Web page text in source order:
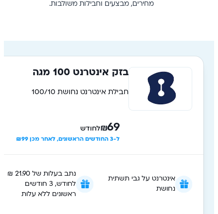
מחירים, מבצעים וחבילות משולבות.
בזק אינטרנט 100 מגה
חבילת אינטרנט נחושת 100/10
69
₪לחודש
ל-3 החודשים הראשונים, לאחר מכן ₪99
אינטרנט על גבי תשתית
נחושת
נתב בעלות של 21.90 ₪
לחודש, 3 חודשים
ראשונים ללא עלות